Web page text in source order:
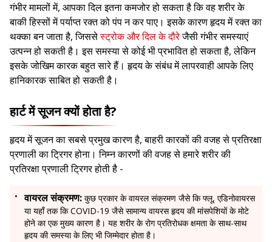
गंभीर मामलों में, आपका दिल इतना कमजोर हो सकता है कि वह शरीर के
बाकी हिस्सों में पर्याप्त रक्त को पंप न कर पाए। इसके कारण हृदय में रक्त का
थक्का बन जाता है, जिससेस्ट्रोक और दिल के दौरेजैसी गंभीर समस्याएं
उत्पन्न हो सकती है। इस समस्या से कोई भी प्रभावित हो सकता है, लेकिन
इसके जोखिम कारक बहुत सारे हैं। हृदय के संबंध में लापरवाही आपके लिए
हानिकारक साबित हो सकती है।
हार्ट में सूजन क्यों होता है?
हृदय में सूजन का सबसे प्रमुख कारण है, बाहरी कारकों की वजह से प्रतिरक्षा
प्रणाली का ट्रिगर होना। निम्न कारणों की वजह से हमारे शरीर की
प्रतिरक्षा प्रणाली ट्रिगर होती है -
वायरल संक्रमण: कुछ प्रकार के वायरल संक्रमण जैसे कि फ्लू, एडिनोवायरस
या यहाँ तक कि COVID-19 जैसे सामान्य वायरस हृदय की मांसपेशियों के मोटे
होने का एक मुख्य कारण है। यह शरीर के रोग प्रतिरोधक क्षमता के साथ-साथ
हृदय की समस्या के लिए भी जिम्मेदार होता है।